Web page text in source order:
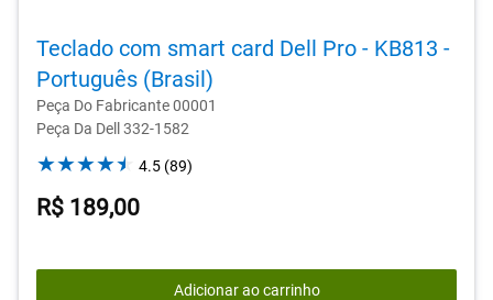
Teclado com smart card Dell Pro - KB813 -
Português (Brasil)
Peça Do Fabricante 00001
Peça Da Dell 332-1582
4.5 (89)
89
R$ 189,00
Adicionar ao carrinho